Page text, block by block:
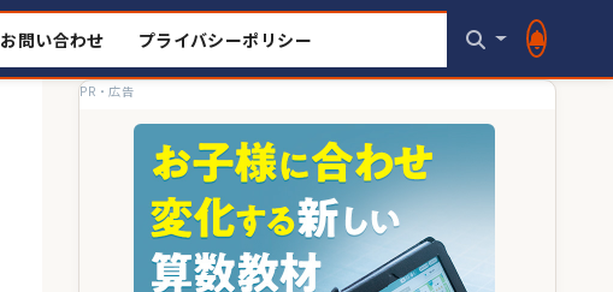
お問い合わせ プライバシーポリシー
PR・広告